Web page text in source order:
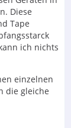
Diese
Tape
ich nichts
einzelnen
die gleiche